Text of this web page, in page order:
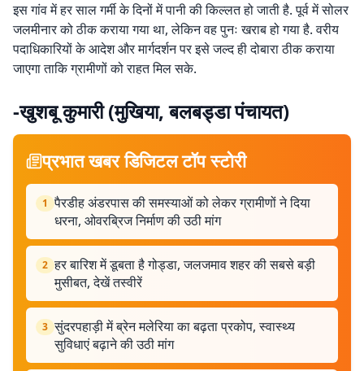
इस गांव में हर साल गर्मी के दिनों में पानी की किल्लत हो जाती है. पूर्व में सोलर
जलमीनार को ठीक कराया गया था, लेकिन वह पुनः खराब हो गया है. वरीय
पदाधिकारियों के आदेश और मार्गदर्शन पर इसे जल्द ही दोबारा ठीक कराया
जाएगा ताकि ग्रामीणों को राहत मिल सके.
-खुशबू कुमारी (मुखिया, बलबड्डा पंचायत)
प्रभात खबर डिजिटल टॉप स्टोरी
1 पैरडीह अंडरपास की समस्याओं को लेकर ग्रामीणों ने दिया
धरना, ओवरब्रिज निर्माण की उठी मांग
2 हर बारिश में डूबता है गोड्डा, जलजमाव शहर की सबसे बड़ी
मुसीबत, देखें तस्वीरें
3 सुंदरपहाड़ी में ब्रेन मलेरिया का बढ़ता प्रकोप, स्वास्थ्य
सुविधाएं बढ़ाने की उठी मांग